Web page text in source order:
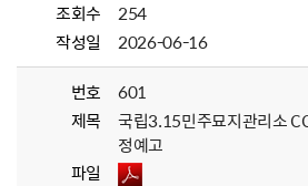
조회수
254
작성일
2026-06-16
번호
601
제목
국립3.15민주묘지관리소
정예고
파일